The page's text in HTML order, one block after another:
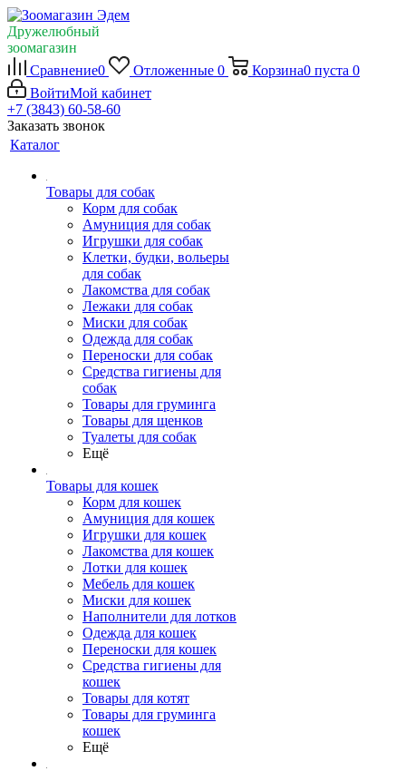
Дружелюбный
зоомагазин
Сравнение0 Отложенные 0 Корзина0 пуста 0
ВойтиМой кабинет
+7 (3843) 60-58-60
Заказать звонок
Каталог
Товары для собак
Корм для собак
Амуниция для собак
Игрушки для собак
Клетки, будки, вольеры
для собак
Лакомства для собак
Лежаки для собак
Миски для собак
Одежда для собак
Переноски для собак
Средства гигиены для
собак
Товары для груминга
Товары для щенков
Туалеты для собак
Ещё
Товары для кошек
Корм для кошек
Амуниция для кошек
Игрушки для кошек
Лакомства для кошек
Лотки для кошек
Мебель для кошек
Миски для кошек
Наполнители для лотков
Одежда для кошек
Переноски для кошек
Средства гигиены для
кошек
Товары для котят
Товары для груминга
кошек
Ещё